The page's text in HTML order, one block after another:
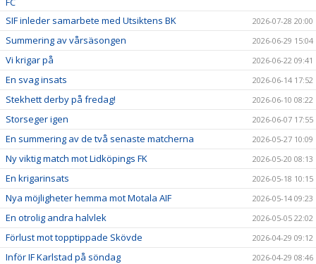
SIF inleder samarbete med Utsiktens BK 2026-07-28 20:00
Summering av vårsäsongen 2026-06-29 15:04
Vi krigar på 2026-06-22 09:41
En svag insats 2026-06-14 17:52
Stekhett derby på fredag! 2026-06-10 08:22
Storseger igen 2026-06-07 17:55
En summering av de två senaste matcherna 2026-05-27 10:09
Ny viktig match mot Lidköpings FK 2026-05-20 08:13
En krigarinsats 2026-05-18 10:15
Nya möjligheter hemma mot Motala AIF 2026-05-14 09:23
En otrolig andra halvlek 2026-05-05 22:02
Förlust mot topptippade Skövde 2026-04-29 09:12
Inför IF Karlstad på söndag 2026-04-29 08:46